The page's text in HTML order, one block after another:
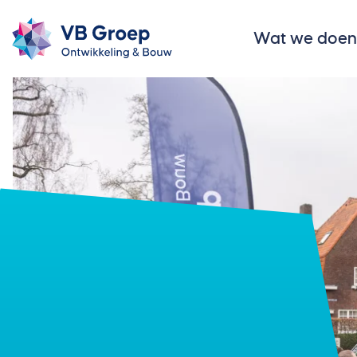
Wat we doen